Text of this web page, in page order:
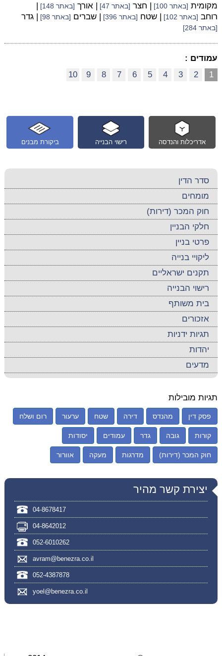
מקומית [באתר 100] | חצר [באתר 47] | אורך [באתר 148]
|
רוחב [באתר 102] | שטח [באתר 396] | שברים [באתר 98] | גדר
[באתר 284]
עמודים :
1
2
3
4
5
6
7
8
9
10
ביקורת מבנים רישוי הבנייה אדריכלות והנדסה
סדר הדין
מומחים
חוק המכר (דירות)
חלקי הבניין
פרטי בניין
ליקויי בנייה
תקנים ישראליים
רישוי הבנייה
בית משותף
אזכורים
תגיות ידניות
יהדות
מדעים
תגיות מובילות
פסק דין מהנדס דירה שטח ערעור רום ושלח
קורות גובה גדר עמודים יסודות
חוק המכר (דירות) מדרגות מעקה אוורור
יצירת קשר מהיר
04-8678417
04-8642012
052-6010262
avram@benezra.co.il
052-4387878
yoel@benezra.co.il